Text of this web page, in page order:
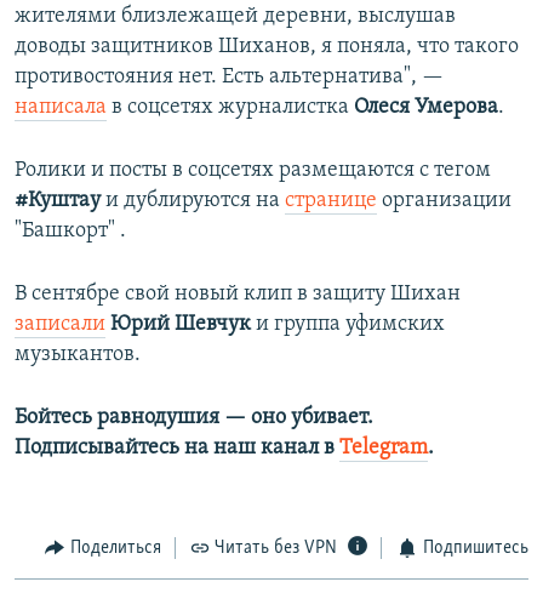
жителями близлежащей деревни, выслушав
доводы защитников Шиханов, я поняла, что такого
противостояния нет. Есть альтернатива", —
написала в соцсетях журналистка Олеся Умерова.
Ролики и посты в соцсетях размещаются с тегом
#Куштауи дублируются на странице организации
"Башкорт" .
В сентябре свой новый клип в защиту Шихан
записали Юрий Шевчуки группа уфимских
музыкантов.
Бойтесь равнодушия — оно убивает.​
Подписывайтесь на наш канал в Telegram.
Поделиться Читать без VPN Подпишитесь